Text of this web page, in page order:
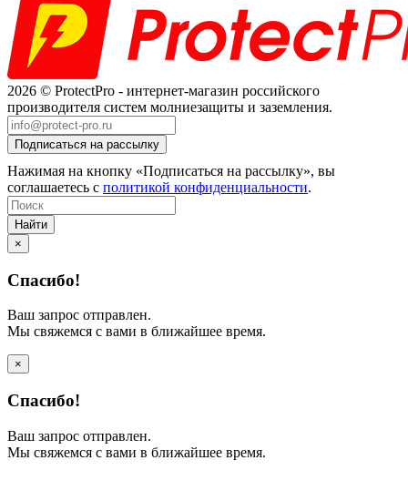
2026 © ProtectPro - интернет-магазин российского
производителя систем молниезащиты и заземления.
Нажимая на кнопку «Подписаться на рассылку», вы
соглашаетесь с политикой конфиденциальности.
Найти
×
Спасибо!
Ваш запрос отправлен.
Мы свяжемся с вами в ближайшее время.
×
Спасибо!
Ваш запрос отправлен.
Мы свяжемся с вами в ближайшее время.